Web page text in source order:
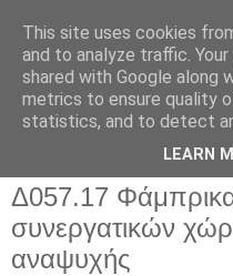
Δ057.17
συνεργατικών
αναψυχής
This site uses cookies
and to analyze traffic.
shared with Google along
metrics to ensure quality
statistics, and to detect
LEARN